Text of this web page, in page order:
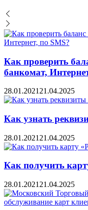
Как проверить
банкомат,
28.01.2021 21.04.2025
Как узнать
28.01.2021 21.04.2025
Как получить
28.01.2021 21.04.2025